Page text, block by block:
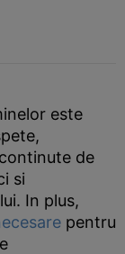
este
de
si
In plus,
pentru